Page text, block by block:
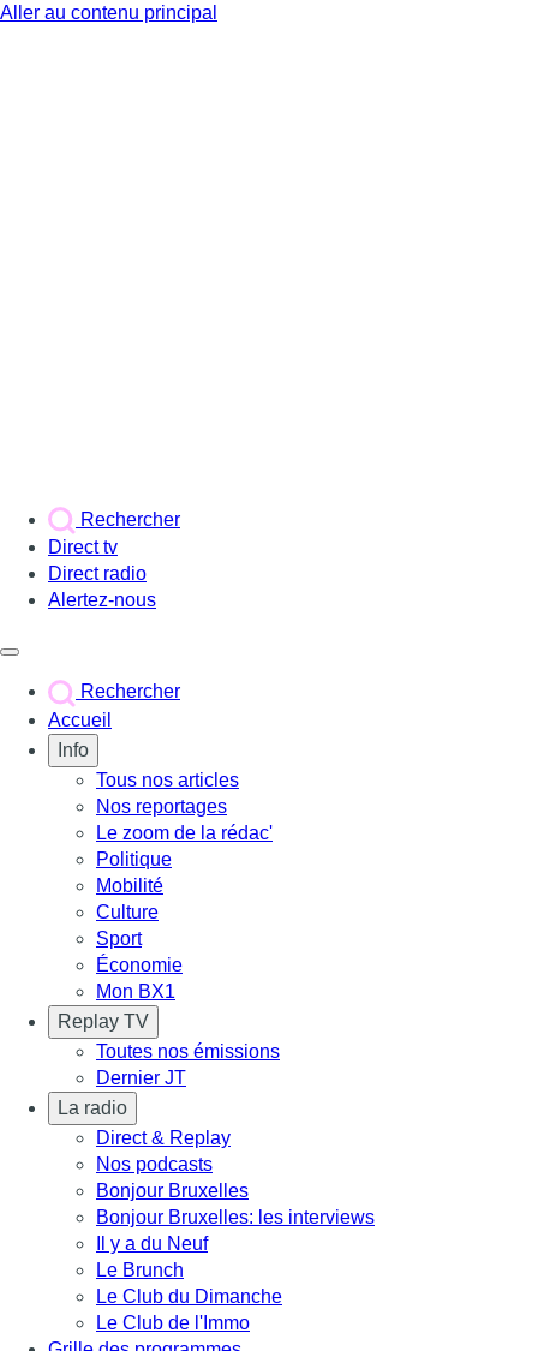
Aller au contenu principal
Rechercher
Direct tv
Direct radio
Alertez-nous
Rechercher
Accueil
Info
Tous nos articles
Nos reportages
Le zoom de la rédac'
Politique
Mobilité
Culture
Sport
Économie
Mon BX1
Replay TV
Toutes nos émissions
Dernier JT
La radio
Direct & Replay
Nos podcasts
Bonjour Bruxelles
Bonjour Bruxelles: les interviews
Il y a du Neuf
Le Brunch
Le Club du Dimanche
Le Club de l'Immo